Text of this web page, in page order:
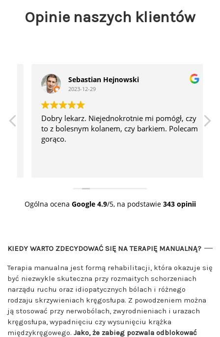
Opinie naszych klientów
Sebastian Hejnowski
2023-12-29
Dobry lekarz. Niejednokrotnie mi pomógł, czy
to z bolesnym kolanem, czy barkiem. Polecam
gorąco.
Ogólna ocena Google 4.9/5, na podstawie 343 opinii
KIEDY WARTO ZDECYDOWAĆ SIĘ NA TERAPIĘ MANUALNĄ?
Terapia manualna jest formą rehabilitacji, która okazuje się
być niezwykle skuteczna przy rozmaitych schorzeniach
narządu ruchu oraz idiopatycznych bólach i różnego
rodzaju skrzywieniach kręgosłupa. Z powodzeniem można
ją stosować przy nerwobólach, zwyrodnieniach i urazach
kręgosłupa, wypadnięciu czy wysunięciu krążka
międzykręgowego. Jako, że zabieg pozwala odblokować